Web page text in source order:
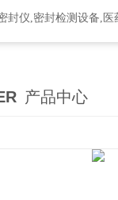
封仪,密封检测设备,
产品中心